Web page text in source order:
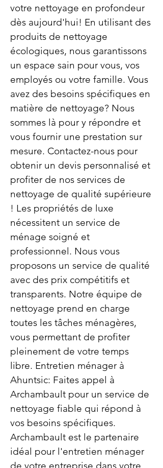
votre nettoyage en profondeur
dès aujourd'hui! En utilisant des
produits de nettoyage
écologiques, nous garantissons
un espace sain pour vous, vos
employés ou votre famille. Vous
avez des besoins spécifiques en
matière de nettoyage? Nous
sommes là pour y répondre et
vous fournir une prestation sur
mesure. Contactez-nous pour
obtenir un devis personnalisé et
profiter de nos services de
nettoyage de qualité supérieure
! Les propriétés de luxe
nécessitent un service de
ménage soigné et
professionnel. Nous vous
proposons un service de qualité
avec des prix compétitifs et
transparents. Notre équipe de
nettoyage prend en charge
toutes les tâches ménagères,
vous permettant de profiter
pleinement de votre temps
libre. Entretien ménager à
Ahuntsic: Faites appel à
Archambault pour un service de
nettoyage fiable qui répond à
vos besoins spécifiques.
Archambault est le partenaire
idéal pour l'entretien ménager